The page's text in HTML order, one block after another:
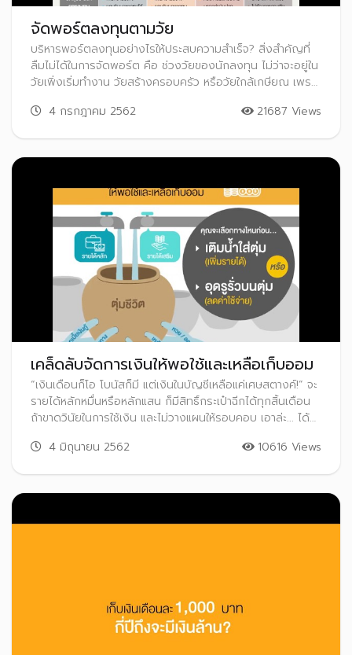
จัดพอร์ตลงทุนตามวัย
บริหารพอร์ตลงทุนอย่างไรให้ประสบความสำเร็จ? สิ่งสำคัญที่
ลืมไม่ได้ในการจัดพอร์ต คือ ช่วงวัยของนักลงทุน ไม่ว่าจะอยู่ใน
วัยเพิ่งเริ่มทำงาน วัยสร้างครอบครัว หรือวัยใกล้เกษียณ เพราะ
4 กรกฎาคม 2562 21687 Views
เคล็ดลับจัดการเงินให้พอใช้และเหลือเก็บออม
“เงินเดือนก็โอ โบนัสก็มี แต่เงินในบัญชีเหลือแค่เศษสตางค์!” จะ
รายได้หลักหมื่นหรือหลักแสน ก็มีสิทธิ์กระเป๋าฉีกได้ทุกสิ้นเดือน
ถ้าขาดวินัยในการใช้เงิน และไม่วางแผนให้รอบคอบ เอาล่ะ... ได้
มีเหลือเก็บออมเพื่ออนาคตกันเถอะ
4 มิถุนายน 2562 10616 Views